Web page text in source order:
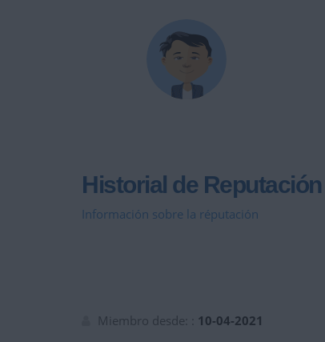
Historial de Reputación
Información sobre la réputación
Miembro desde: : 10-04-2021